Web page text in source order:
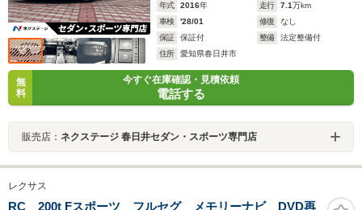
年式 2016年 走行 7.1万km
車検
'28/01 修復
なし
保証
保証付 整備
法定整備付
住所
愛知県春日井市
無
料
今すぐ在庫確認・見積依頼
電話する
販売店： ネクステージ 春日井セダン・スポーツ専門店
レクサス
RC 200t Fスポーツ フルセグ メモリーナビ DVD再